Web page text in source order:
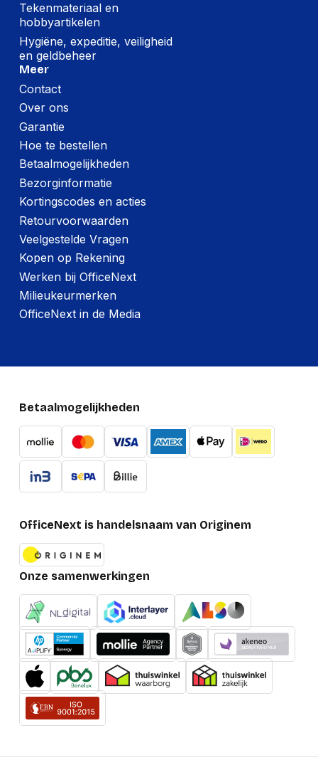
Tekenmateriaal en
hobbyartikelen
Hygiëne, expeditie, veiligheid
en geldbeheer
Meer
Contact
Over ons
Garantie
Hoe te bestellen
Betaalmogelijkheden
Bezorginformatie
Kortingscodes en acties
Retourvoorwaarden
Veelgestelde Vragen
Kopen op Rekening
Werken bij OfficeNext
Milieukeurmerken
OfficeNext in de Media
Betaalmogelijkheden
OfficeNext is handelsnaam van Originem
Onze samenwerkingen